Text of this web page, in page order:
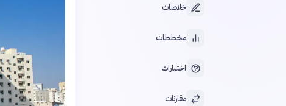
خلاصات
مخططات
اختبارات
مقارنات